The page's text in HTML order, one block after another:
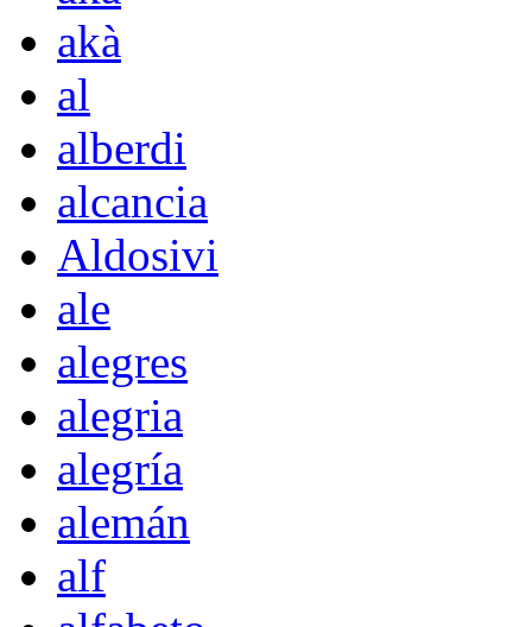
akà
al
alberdi
alcancia
Aldosivi
ale
alegres
alegria
alegría
alemán
alf